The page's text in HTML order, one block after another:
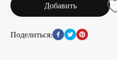
Добавить
Поделиться: